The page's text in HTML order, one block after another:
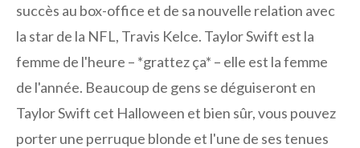
succès au box-office et de sa nouvelle relation avec
la star de la NFL, Travis Kelce. Taylor Swift est la
femme de l'heure – *grattez ça* – elle est la femme
de l'année. Beaucoup de gens se déguiseront en
Taylor Swift cet Halloween et bien sûr, vous pouvez
porter une perruque blonde et l'une de ses tenues